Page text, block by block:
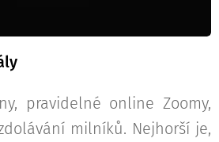
pravidelné online Zoomy,
milníků. Nejhorší je,